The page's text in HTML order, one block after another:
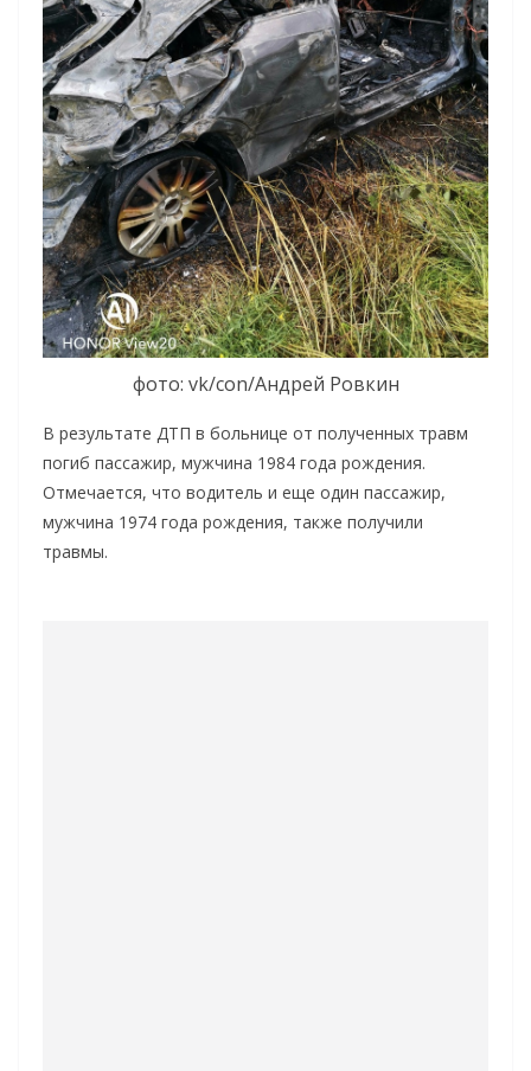
фото: vk/con/Андрей Ровкин
В результате ДТП в больнице от полученных травм
погиб пассажир, мужчина 1984 года рождения.
Отмечается, что водитель и еще один пассажир,
мужчина 1974 года рождения, также получили
травмы.